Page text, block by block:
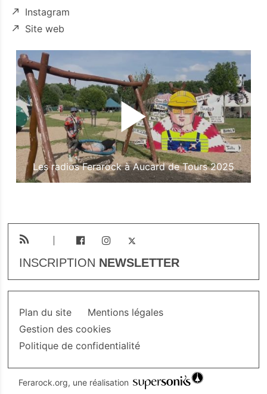
Instagram
Site web
Les radios Ferarock à Aucard de Tours 2025
INSCRIPTION NEWSLETTER
Plan du site
Mentions légales
Gestion des cookies
Politique de confidentialité
Ferarock.org, une réalisation